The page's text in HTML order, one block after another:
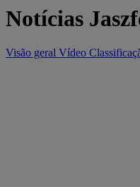
Notícias
Visão geral Vídeo